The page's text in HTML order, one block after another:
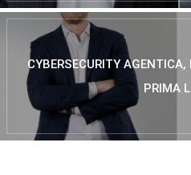
CYBERSECURITY
PRIMA